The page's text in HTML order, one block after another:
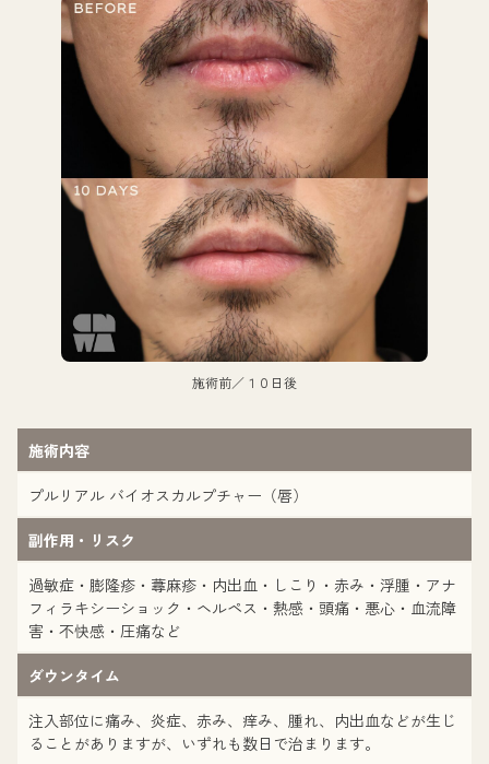
施術前／１０日後
施術内容
プルリアル バイオスカルプチャー（唇）
副作用・リスク
過敏症・膨隆疹・蕁麻疹・内出血・しこり・赤み・浮腫・アナ
フィラキシーショック・ヘルペス・熱感・頭痛・悪心・血流障
害・不快感・圧痛など
ダウンタイム
注入部位に痛み、炎症、赤み、痒み、腫れ、内出血などが生じ
ることがありますが、いずれも数日で治まります。